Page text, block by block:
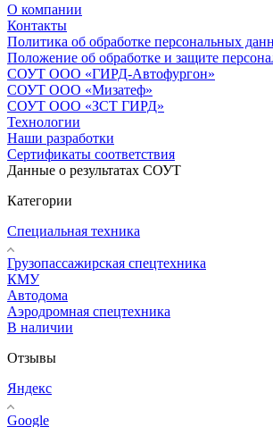
О компании
Контакты
Политика об обработке персональных
Положение об обработке и защите
СОУТ ООО «ГИРД-Автофургон»
СОУТ ООО «Мизатеф»
СОУТ ООО «ЗСТ ГИРД»
Технологии
Наши разработки
Сертификаты соответствия
Данные о результатах СОУТ
Категории
Специальная техника
Грузопассажирская спецтехника
КМУ
Автодома
Аэродромная спецтехника
В наличии
Отзывы
Яндекс
Google